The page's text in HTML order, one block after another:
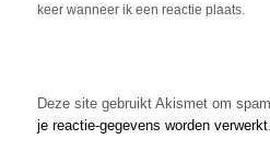
keer wanneer ik een reactie plaats.
Deze site gebruikt Akismet om
je reactie-gegevens worden verwerkt